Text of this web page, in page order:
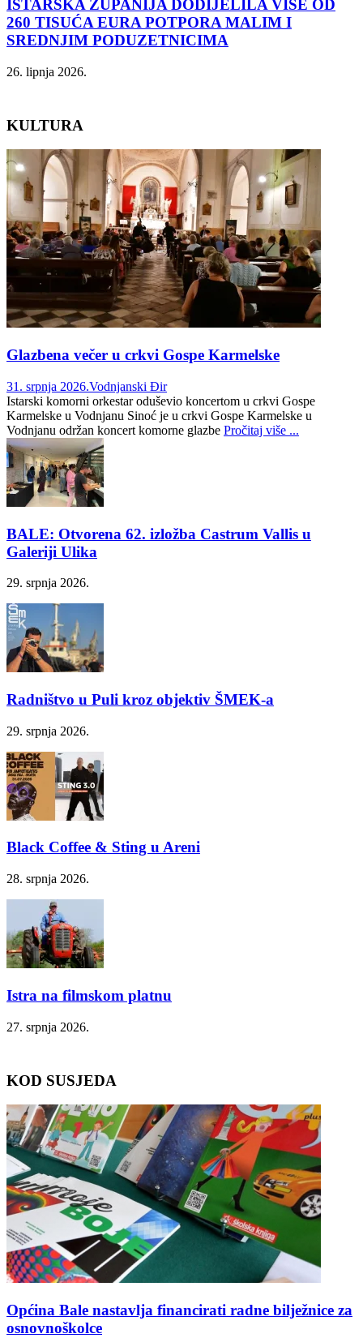
ISTARSKA ŽUPANIJA DODIJELILA VIŠE OD
260 TISUĆA EURA POTPORA MALIM I
SREDNJIM PODUZETNICIMA
26. lipnja 2026.
KULTURA
Glazbena večer u crkvi Gospe Karmelske
31. srpnja 2026.Vodnjanski Đir
Istarski komorni orkestar oduševio koncertom u crkvi Gospe
Karmelske u Vodnjanu Sinoć je u crkvi Gospe Karmelske u
Vodnjanu održan koncert komorne glazbe Pročitaj više ...
BALE: Otvorena 62. izložba Castrum Vallis u
Galeriji Ulika
29. srpnja 2026.
Radništvo u Puli kroz objektiv ŠMEK‑a
29. srpnja 2026.
Black Coffee & Sting u Areni
28. srpnja 2026.
Istra na filmskom platnu
27. srpnja 2026.
KOD SUSJEDA
Općina Bale nastavlja financirati radne bilježnice za
osnovnoškolce